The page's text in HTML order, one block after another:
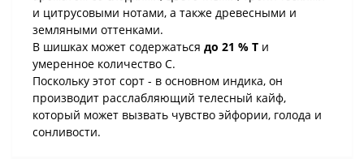
и цитрусовыми нотами, а также древесными и
земляными оттенками.
В шишках может содержаться до 21 % Т и
умеренное количество С.
Поскольку этот сорт - в основном индика, он
производит расслабляющий телесный кайф,
который может вызвать чувство эйфории, голода и
сонливости.